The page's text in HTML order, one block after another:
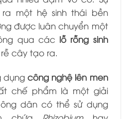
một hệ sinh thái bền
được luân chuyển một
qua các lỗ rỗng sinh
cây tạo ra.
dụngcông nghệ lên men
chế phẩm là một giải
dân có thể sử dụng